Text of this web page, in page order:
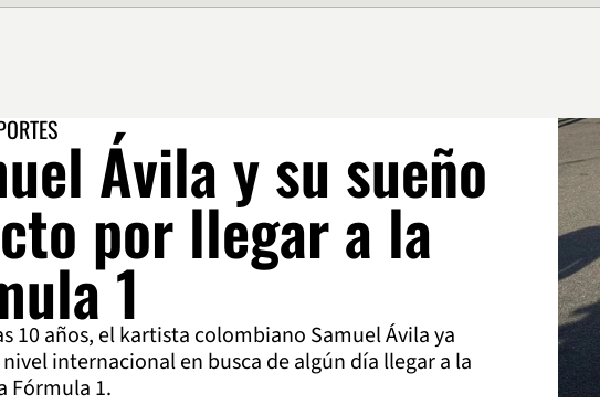
Ávila y su sueño
por llegar a la
1
10 años, el kartista colombiano Samuel Ávila ya
internacional en busca de algún día llegar a la
Fórmula 1.